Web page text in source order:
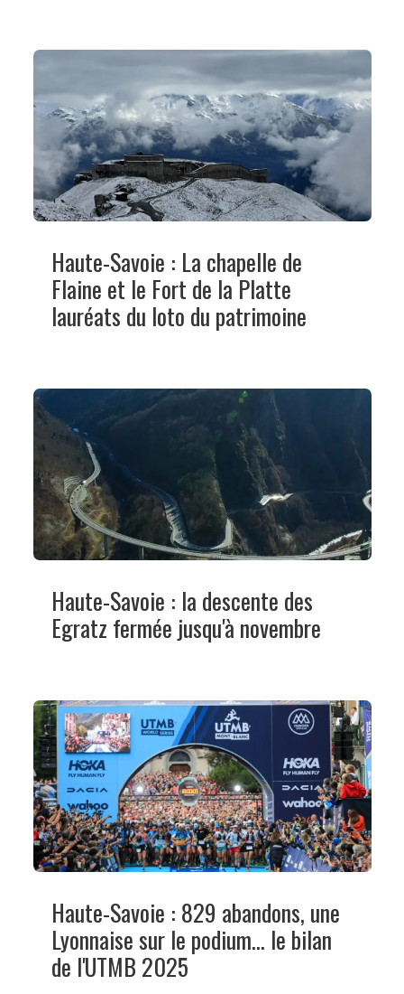
Haute-Savoie : La chapelle de
Flaine et le Fort de la Platte
lauréats du loto du patrimoine
Haute-Savoie : la descente des
Egratz fermée jusqu'à novembre
Haute-Savoie : 829 abandons, une
Lyonnaise sur le podium... le bilan
de l'UTMB 2025